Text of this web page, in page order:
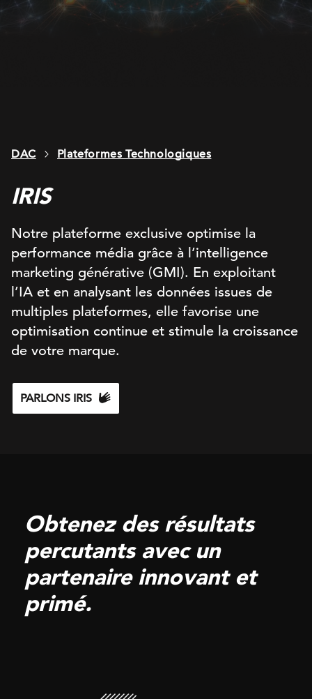
DAC Plateformes Technologiques
IRIS
Notre plateforme exclusive optimise la
performance média grâce à l’intelligence
marketing générative (GMI). En exploitant
l’IA et en analysant les données issues de
multiples plateformes, elle favorise une
optimisation continue et stimule la croissance
de votre marque.
PARLONS IRIS
Obtenez des résultats
percutants avec un
partenaire innovant et
primé.